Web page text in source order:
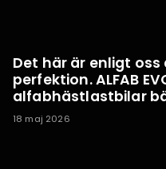
Det här är enligt
perfektion. ALFAB
alfabhästlastbilar
18 maj 2026